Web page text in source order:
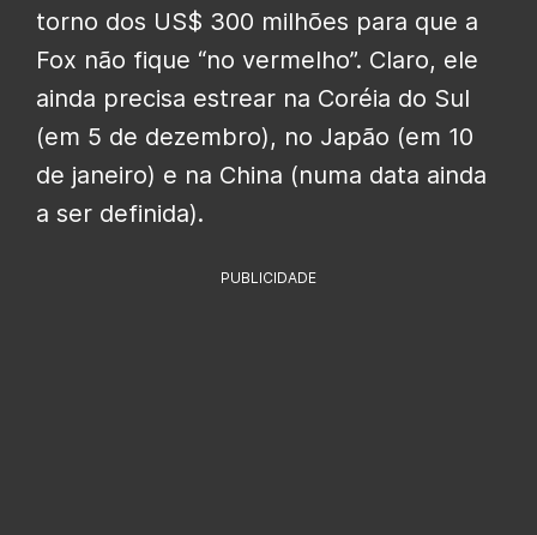
torno dos US$ 300 milhões para que a
Fox não fique “no vermelho”. Claro, ele
ainda precisa estrear na Coréia do Sul
(em 5 de dezembro), no Japão (em 10
de janeiro) e na China (numa data ainda
a ser definida).
PUBLICIDADE